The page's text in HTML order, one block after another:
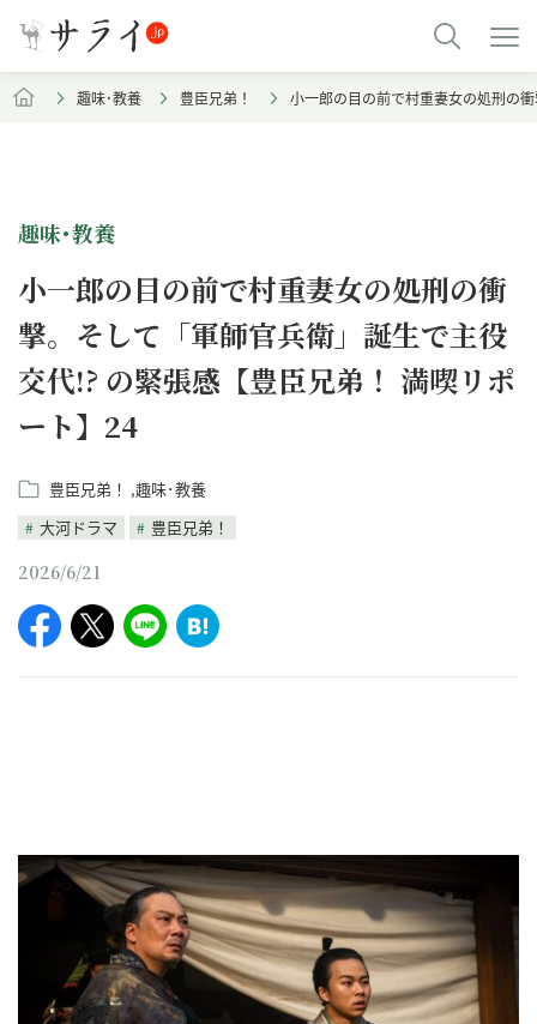
趣味･教養 豊臣兄弟！ 小一郎の目の前で村重妻女の処刑の
趣味･教養
小一郎の目の前で村重妻女の処刑の衝
撃。そして「軍師官兵衛」誕生で主役
交代!? の緊張感【豊臣兄弟！ 満喫リポ
ート】24
豊臣兄弟！
趣味･教養
大河ドラマ
豊臣兄弟！
2026/6/21